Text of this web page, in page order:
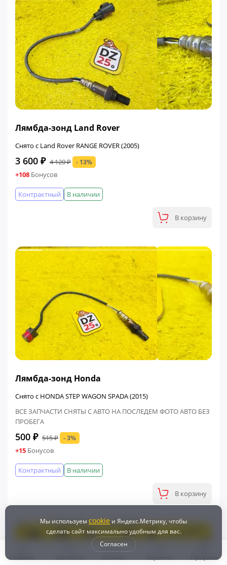
Лямбда-зонд Land Rover
Снято с Land Rover RANGE ROVER (2005)
3 600 ₽ 4 120 ₽ - 13%
+108 Бонусов
В наличии
Контрактный
В корзину
Лямбда-зонд Honda
Снято с HONDA STEP WAGON SPADA (2015)
ВСЕ ЗАПЧАСТИ СНЯТЫ С АВТО НА ПОСЛЕДЕМ ФОТО АВТО БЕЗ
ПРОБЕГА
500 ₽ 515 ₽ - 3%
+15 Бонусов
В наличии
Контрактный
В корзину
Мы используемcookieи Яндекс.Метрику, чтобы
сделать сайт максимально удобным для вас.
Согласен